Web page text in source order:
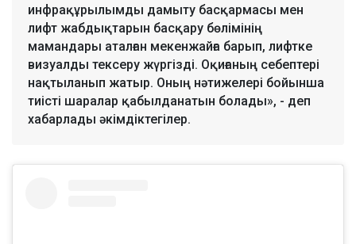
инфрақұрылымды дамыту басқармасы мен
лифт жабдықтарын басқару бөлімінің
мамандары аталған мекенжайға барып, лифтке
визуалды тексеру жүргізді. Оқиғаның себептері
нақтыланып жатыр. Оның нәтижелері бойынша
тиісті шаралар қабылданатын болады», - деп
хабарлады әкімдіктегілер.